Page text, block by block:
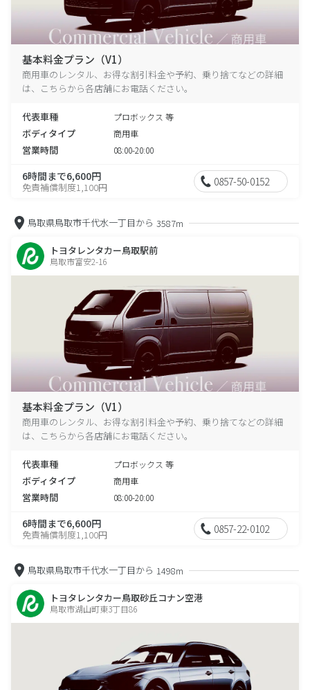
基本料金プラン（V1）
商用車のレンタル、お得な割引料金や予約、乗り捨てなどの詳細
は、こちらから各店舗にお電話ください。
代表車種 プロボックス 等
ボディタイプ 商用車
営業時間 08:00-20:00
6時間まで6,600円
免責補償制度1,100円 0857-50-0152
鳥取県鳥取市千代水一丁目から 3587m
トヨタレンタカー鳥取駅前
鳥取市富安2-16
基本料金プラン（V1）
商用車のレンタル、お得な割引料金や予約、乗り捨てなどの詳細
は、こちらから各店舗にお電話ください。
代表車種 プロボックス 等
ボディタイプ 商用車
営業時間 08:00-20:00
6時間まで6,600円
免責補償制度1,100円 0857-22-0102
鳥取県鳥取市千代水一丁目から 1498m
トヨタレンタカー鳥取砂丘コナン空港
鳥取市湖山町東3丁目86